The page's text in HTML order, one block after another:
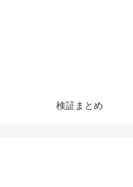
検証まとめ